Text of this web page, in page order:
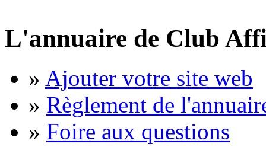
L'annuaire de Club
» Ajouter votre site web
» Règlement de
» Foire aux questions